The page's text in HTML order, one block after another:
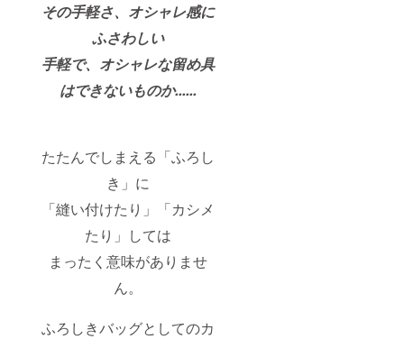
その手軽さ、オシャレ感に
ふさわしい
手軽で、オシャレな留め具
はできないものか......
たたんでしまえる「ふろし
き」に
「縫い付けたり」「カシメ
たり」しては
まったく意味がありませ
ん。
ふろしきバッグとしてのカ